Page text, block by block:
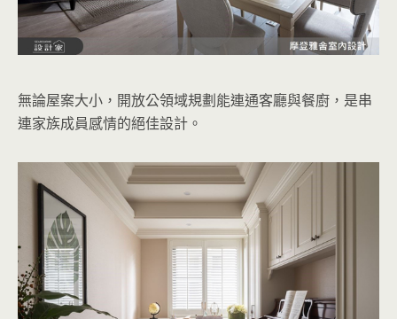
無論屋案大小，開放公領域規劃能連通客廳與餐廚，是串
連家族成員感情的絕佳設計。